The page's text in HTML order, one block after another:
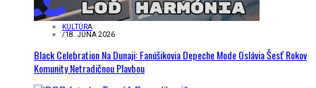
KULTÚRA
/18. JÚNA 2026
Black Celebration Na Dunaji: Fanúšikovia Depeche Mode Oslávia Šesť Rokov
Komunity Netradičnou Plavbou